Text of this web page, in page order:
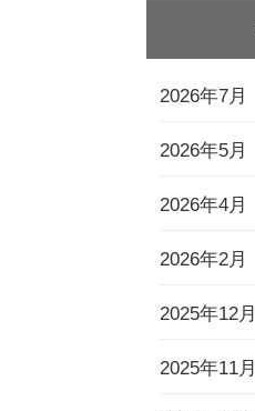
2026年7月
2026年5月
2026年4月
2026年2月
2025年12月
2025年11月